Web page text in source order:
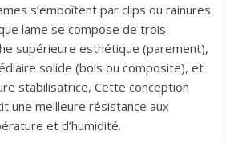
s’emboîtent par clips ou rainures
lame se compose de trois
supérieure esthétique (parement),
solide (bois ou composite), et
stabilisatrice, Cette conception
une meilleure résistance aux
et d’humidité.